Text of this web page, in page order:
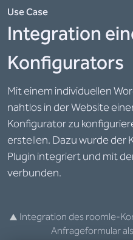
Use Case
Integration
Konfigurators
Mit einem individuellen
nahtlos in der Website
Konfigurator zu
erstellen. Dazu wurde der
Plugin integriert und mit
verbunden.
Integration des roomle-
Anfrageformular